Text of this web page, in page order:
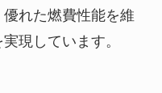
れた燃費性能を維
現しています。